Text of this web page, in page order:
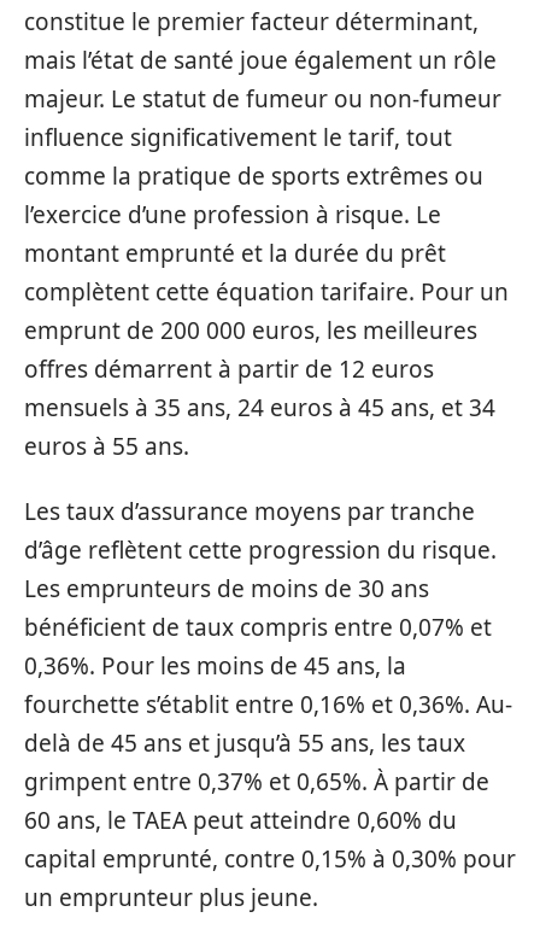
constitue le premier facteur déterminant,
mais l’état de santé joue également un rôle
majeur. Le statut de fumeur ou non-fumeur
influence significativement le tarif, tout
comme la pratique de sports extrêmes ou
l’exercice d’une profession à risque. Le
montant emprunté et la durée du prêt
complètent cette équation tarifaire. Pour un
emprunt de 200 000 euros, les meilleures
offres démarrent à partir de 12 euros
mensuels à 35 ans, 24 euros à 45 ans, et 34
euros à 55 ans.
Les taux d’assurance moyens par tranche
d’âge reflètent cette progression du risque.
Les emprunteurs de moins de 30 ans
bénéficient de taux compris entre 0,07% et
0,36%. Pour les moins de 45 ans, la
fourchette s’établit entre 0,16% et 0,36%. Au-
delà de 45 ans et jusqu’à 55 ans, les taux
grimpent entre 0,37% et 0,65%. À partir de
60 ans, le TAEA peut atteindre 0,60% du
capital emprunté, contre 0,15% à 0,30% pour
un emprunteur plus jeune.